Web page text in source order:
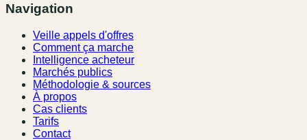
Navigation
Veille appels d'offres
Comment ça marche
Intelligence acheteur
Marchés publics
Méthodologie & sources
À propos
Cas clients
Tarifs
Contact